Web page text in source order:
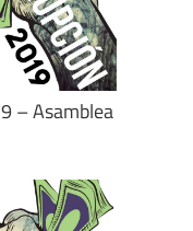
– Asamblea